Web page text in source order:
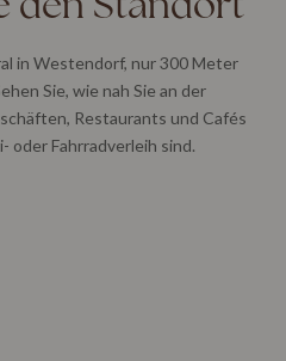
in Westendorf, nur 300 Meter
Sie, wie nah Sie an der
Restaurants und Cafés
oder Fahrradverleih sind.